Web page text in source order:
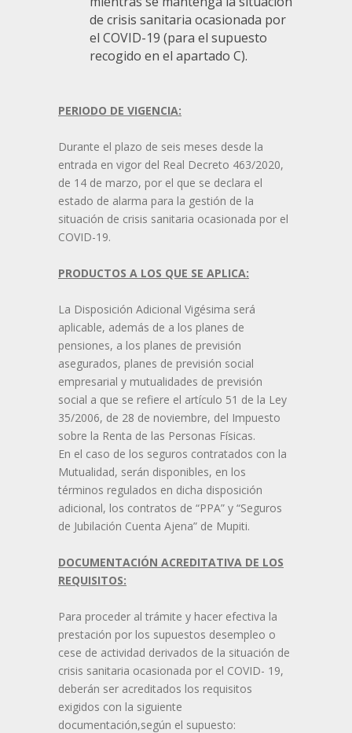
de crisis sanitaria ocasionada por
el COVID-19 (para el supuesto
recogido en el apartado C).
PERIODO DE VIGENCIA:
Durante el plazo de seis meses desde la
entrada en vigor del Real Decreto 463/2020,
de 14 de marzo, por el que se declara el
estado de alarma para la gestión de la
situación de crisis sanitaria ocasionada por el
COVID-19.
PRODUCTOS A LOS QUE SE APLICA:
La Disposición Adicional Vigésima será
aplicable, además de a los planes de
pensiones, a los planes de previsión
asegurados, planes de previsión social
empresarial y mutualidades de previsión
social a que se refiere el artículo 51 de la Ley
35/2006, de 28 de noviembre, del Impuesto
sobre la Renta de las Personas Físicas.
En el caso de los seguros contratados con la
Mutualidad, serán disponibles, en los
términos regulados en dicha disposición
adicional, los contratos de “PPA” y “Seguros
de Jubilación Cuenta Ajena” de Mupiti.
DOCUMENTACIÓN ACREDITATIVA DE LOS
REQUISITOS:
Para proceder al trámite y hacer efectiva la
prestación por los supuestos desempleo o
cese de actividad derivados de la situación de
crisis sanitaria ocasionada por el COVID- 19,
deberán ser acreditados los requisitos
exigidos con la siguiente
documentación,según el supuesto: